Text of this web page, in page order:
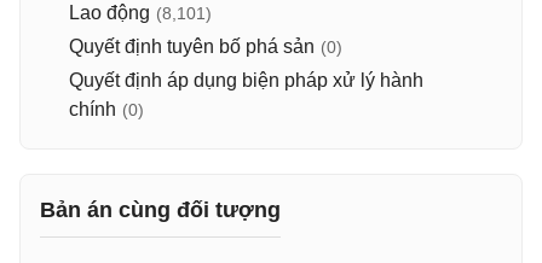
Lao động (8,101)
Quyết định tuyên bố phá sản (0)
Quyết định áp dụng biện pháp xử lý hành
chính (0)
Bản án cùng đối tượng